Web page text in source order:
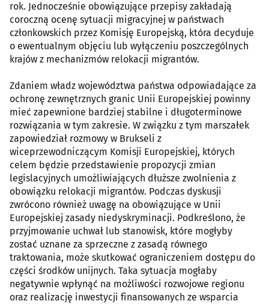
rok. Jednocześnie obowiązujące przepisy zakładają
coroczną ocenę sytuacji migracyjnej w państwach
członkowskich przez Komisję Europejską, która decyduje
o ewentualnym objęciu lub wyłączeniu poszczególnych
krajów z mechanizmów relokacji migrantów.
Zdaniem władz województwa państwa odpowiadające za
ochronę zewnętrznych granic Unii Europejskiej powinny
mieć zapewnione bardziej stabilne i długoterminowe
rozwiązania w tym zakresie. W związku z tym marszałek
zapowiedział rozmowy w Brukseli z
wiceprzewodniczącym Komisji Europejskiej, których
celem będzie przedstawienie propozycji zmian
legislacyjnych umożliwiających dłuższe zwolnienia z
obowiązku relokacji migrantów. Podczas dyskusji
zwrócono również uwagę na obowiązujące w Unii
Europejskiej zasady niedyskryminacji. Podkreślono, że
przyjmowanie uchwał lub stanowisk, które mogłyby
zostać uznane za sprzeczne z zasadą równego
traktowania, może skutkować ograniczeniem dostępu do
części środków unijnych. Taka sytuacja mogłaby
negatywnie wpłynąć na możliwości rozwojowe regionu
oraz realizację inwestycji finansowanych ze wsparcia